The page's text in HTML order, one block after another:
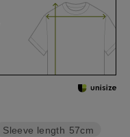
Sleeve length 57cm